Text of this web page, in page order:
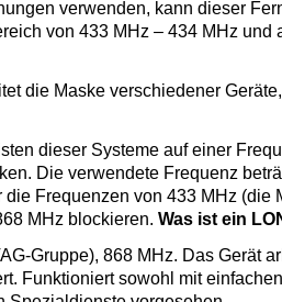
verwenden, kann dieser
von 433 MHz – 434 MHz
die Maske verschiedener
dieser Systeme auf einer
Die verwendete Frequenz
Frequenzen von 433 MHz (die
MHz blockieren. Was ist ein
Gruppe), 868 MHz. Das Gerät
Funktioniert sowohl mit